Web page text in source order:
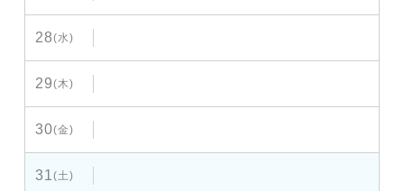
28(水)
29(木)
30(金)
31(土)